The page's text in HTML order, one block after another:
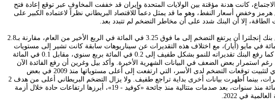
كانت هدنة مؤقتة بين الولايات المتحدة وإيران قد خففت المخاوف عبر توقع إعادة فتح
وخفض أسعار النفط، وهو ما قد يمثل دعماً للاقتصاد البريطاني نظراً لاعتماده الكبير على
الطاقة، إلا أن البنك شدد على أن مخاطر التضخم لم تتبدد بعد.
ويتوقع بنك إنجلترا أن يرتفع التضخم إلى ما فوق 3.25 في المائة في الربع الأخير من العام، مقارنة بـ2.8
في مايو (أيار)، مع اختلاف هذه التقديرات عن سيناريوهات سابقة كانت تشير إلى مستويات
أعلى. كما رفع البنك تقديراته للنمو بشكل طفيف إلى 0.2 في المائة بربع سنوي، مقابل 0.1 في المائة
رغم استمرار بعض الضعف في البيانات الشهرية الأخيرة. وأكد بيل وغرين أن رفع الفائدة الآن
ضروري لتثبيت توقعات التضخم لدى الأسر، التي ارتفعت إلى أعلى مستوياتها منذ 2009 في بعض
المؤشرات، بينما أظهرت بيانات أخرى بداية تراجع طفيف. ولا يزال التضخم البريطاني أعلى من هدف 2
في المائة منذ سنوات، بعد صدمات متتالية منذ جائحة «كوفيد - 19»، أبرزها ارتفاعات حادة خلال أزمة
في 2022.